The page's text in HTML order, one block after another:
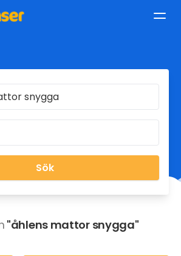
Sök
"åhlens mattor snygga"